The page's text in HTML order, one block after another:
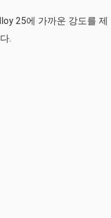
25에 가까운 강도를 제
.